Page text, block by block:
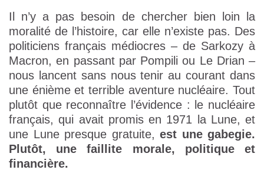
Il n’y a pas besoin de chercher bien loin la
moralité de l’histoire, car elle n’existe pas. Des
politiciens français médiocres – de Sarkozy à
Macron, en passant par Pompili ou Le Drian –
nous lancent sans nous tenir au courant dans
une énième et terrible aventure nucléaire. Tout
plutôt que reconnaître l’évidence : le nucléaire
français, qui avait promis en 1971 la Lune, et
une Lune presque gratuite, est une gabegie.
Plutôt, une faillite morale, politique et
financière.